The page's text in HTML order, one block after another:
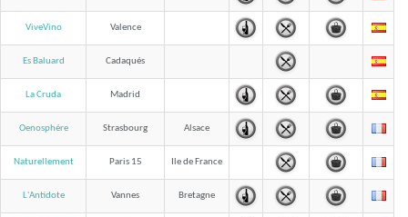
ViveVino Valence
Es Baluard Cadaqués
La Cruda Madrid
Oenosphére Strasbourg Alsace
Naturellement Paris 15 Ile de France
L'Antidote Vannes Bretagne